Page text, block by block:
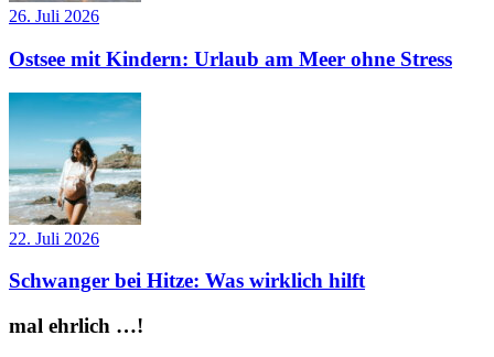
26. Juli 2026
Ostsee mit Kindern: Urlaub am Meer ohne Stress
22. Juli 2026
Schwanger bei Hitze: Was wirklich hilft
mal ehrlich …!